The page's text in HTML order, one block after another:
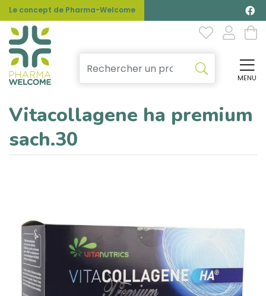
Le concept de Pharma-Welcome
MENU
Vitacollagene ha premium
sach.30